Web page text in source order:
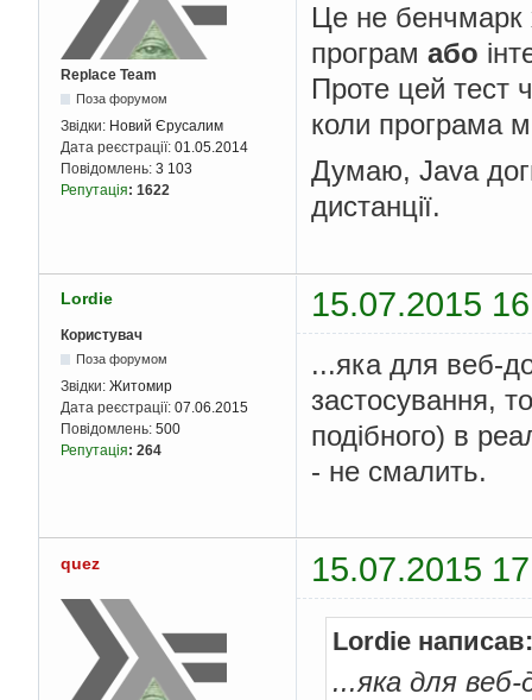
Replace Team
Поза форумом
Звідки: Новий Єрусалим
Дата реєстрації: 01.05.2014
Повідомлень: 3 103
Репутація: 1622
Це не бенчмарк
програм або
Проте цей тест
коли програма
Думаю, Java
дистанції.
Lordie 15.07.2015
Користувач
Поза форумом
Звідки: Житомир
Дата реєстрації: 07.06.2015
Повідомлень: 500
Репутація: 264
...яка для веб-
застосування,
подібного) в
- не смалить.
quez 15.07.2015
Lordie написав:
...яка для